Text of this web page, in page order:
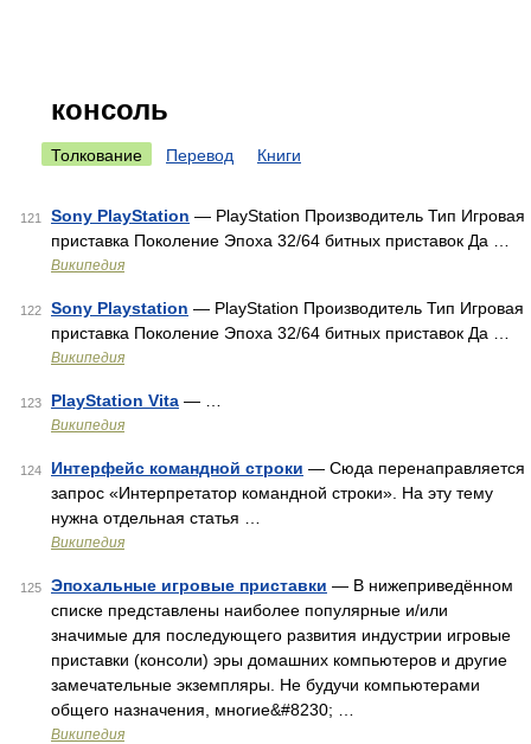
консоль
Толкование Перевод Книги
121 Sony PlayStation — PlayStation Производитель Тип Игровая
приставка Поколение Эпоха 32/64 битных приставок Да …
Википедия
122 Sony Playstation — PlayStation Производитель Тип Игровая
приставка Поколение Эпоха 32/64 битных приставок Да …
Википедия
123 PlayStation Vita — …
Википедия
124 Интерфейс командной строки — Сюда перенаправляется
запрос «Интерпретатор командной строки». На эту тему
нужна отдельная статья …
Википедия
125 Эпохальные игровые приставки — В нижеприведённом
списке представлены наиболее популярные и/или
значимые для последующего развития индустрии игровые
приставки (консоли) эры домашних компьютеров и другие
замечательные экземпляры. Не будучи компьютерами
общего назначения, многие&#8230; …
Википедия